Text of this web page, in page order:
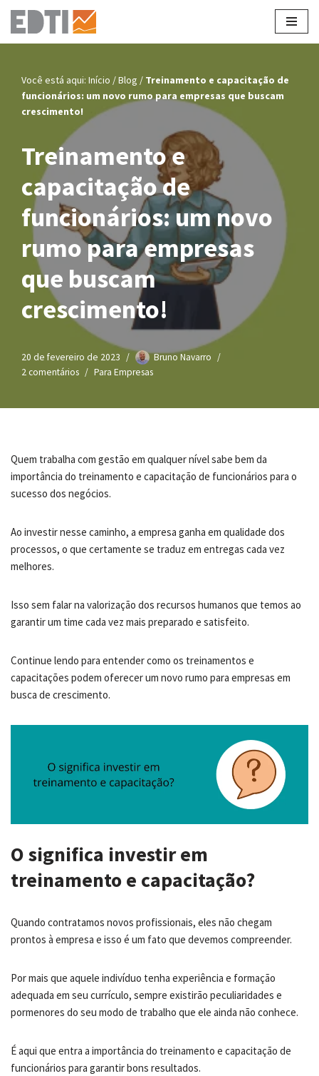
Pular
conteúdo
Você está aqui: Início /Blog / Treinamento e capacitação de
funcionários: um novo rumo para empresas que buscam
crescimento!
Treinamento e
capacitação de
funcionários: um novo
rumo para empresas
que buscam
crescimento!
20 de fevereiro de 2023
Bruno Navarro
2 comentários
Para Empresas
Quem trabalha com gestão em qualquer nível sabe bem da
importância do treinamento e capacitação de funcionários para o
sucesso dos negócios.
Ao investir nesse caminho, a empresa ganha em qualidade dos
processos, o que certamente se traduz em entregas cada vez
melhores.
Isso sem falar na valorização dos recursos humanos que temos ao
garantir um time cada vez mais preparado e satisfeito.
Continue lendo para entender como os treinamentos e
capacitações podem oferecer um novo rumo para empresas em
busca de crescimento.
O significa investir em
treinamento e capacitação?
Quando contratamos novos profissionais, eles não chegam
prontos à empresa e isso é um fato que devemos compreender.
Por mais que aquele indivíduo tenha experiência e formação
adequada em seu currículo, sempre existirão peculiaridades e
pormenores do seu modo de trabalho que ele ainda não conhece.
É aqui que entra a importância do treinamento e capacitação de
funcionários para garantir bons resultados.